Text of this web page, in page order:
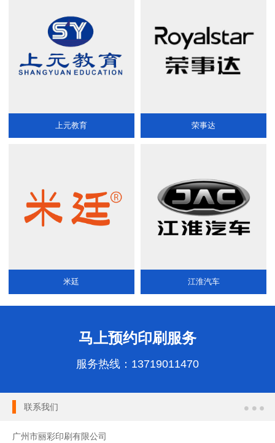
上元教育 荣事达
米廷 江淮汽车
马上预约印刷服务
服务热线： 13719011470
联系我们
广州市丽彩印刷有限公司